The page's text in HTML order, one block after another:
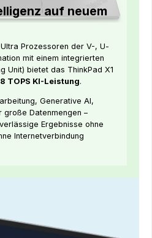
auf neuem
Prozessoren der V-, U-
mit einem integrierten
Unit) bietet das ThinkPad X1
TOPS KI-Leistung.
Generative AI,
große Datenmengen –
Ergebnisse ohne
Internetverbindung